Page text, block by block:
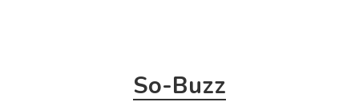
So-Buzz